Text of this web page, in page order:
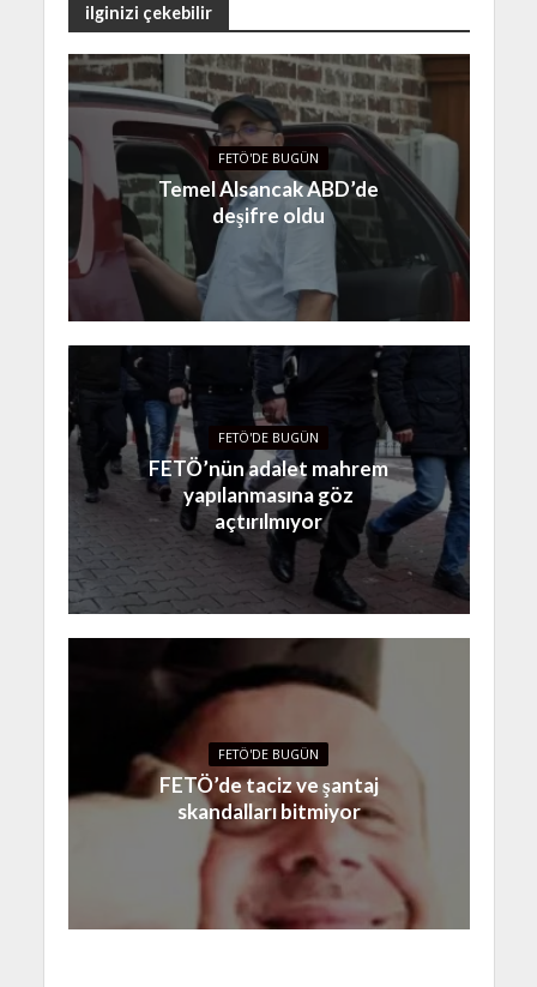
ilginizi çekebilir
FETÖ'DE BUGÜN
Temel Alsancak ABD’de
deşifre oldu
FETÖ'DE BUGÜN
FETÖ’nün adalet mahrem
yapılanmasına göz
açtırılmıyor
FETÖ'DE BUGÜN
FETÖ’de taciz ve şantaj
skandalları bitmiyor